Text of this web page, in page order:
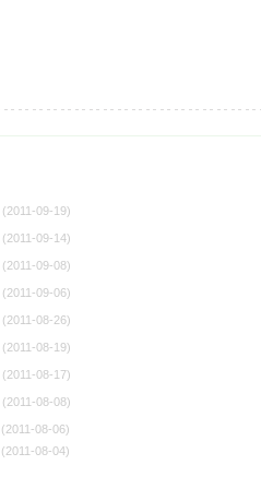
(2011-09-19)
(2011-09-14)
(2011-09-08)
(2011-09-06)
(2011-08-26)
(2011-08-19)
(2011-08-17)
(2011-08-08)
(2011-08-06)
(2011-08-04)